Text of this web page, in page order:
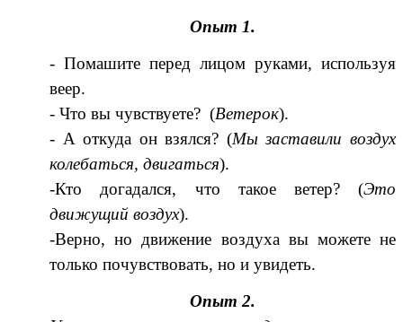
Опыт 1.
- Помашите перед лицом руками, используя
веер.
- Что вы чувствуете? (Ветерок).
- А откуда он взялся? (Мы заставили воздух
колебаться, двигаться).
-Кто догадался, что такое ветер? (Это
движущий воздух).
-Верно, но движение воздуха вы можете не
только почувствовать, но и увидеть.
Опыт 2.